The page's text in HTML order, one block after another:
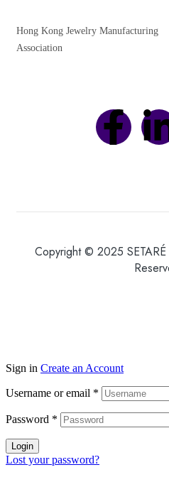
Hong Kong Jewelry Manufacturing
Association
Copyright © 2025
Sign in Create an Account
Username or email *
Password *
Login
Lost your password?